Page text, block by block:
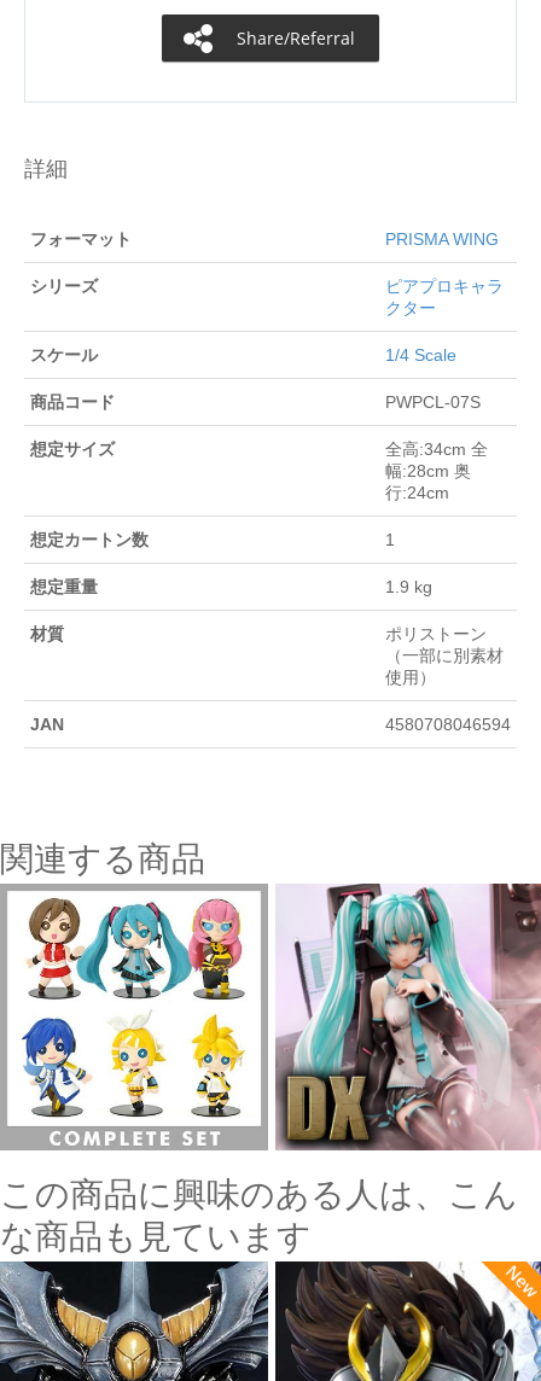
Share/Referral
詳細
フォーマット PRISMA WING
シリーズ
ピアプロキャラ
クター
スケール 1/4 Scale
商品コード PWPCL-07S
想定サイズ
全高:34cm 全
幅:28cm 奥
行:24cm
想定カートン数 1
想定重量 1.9 kg
材質
ポリストーン
（一部に別素材
使用）
JAN 4580708046594
関連する商品
この商品に興味のある人は、こん
な商品も見ています